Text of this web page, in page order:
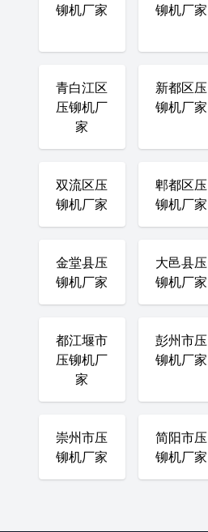
铆机厂家
铆机厂家
青白江区
压铆机厂
家
新都区压
铆机厂家
双流区压
铆机厂家
郫都区压
铆机厂家
金堂县压
铆机厂家
大邑县压
铆机厂家
都江堰市
压铆机厂
家
彭州市压
铆机厂家
崇州市压
铆机厂家
简阳市压
铆机厂家